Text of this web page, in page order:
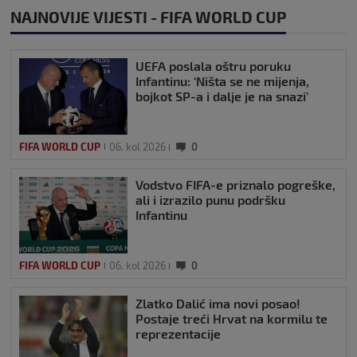
NAJNOVIJE VIJESTI - FIFA WORLD CUP
UEFA poslala oštru poruku
Infantinu: ‘Ništa se ne mijenja,
bojkot SP-a i dalje je na snazi’
FIFA WORLD CUP 06. kol 2026 0
Vodstvo FIFA-e priznalo pogreške,
ali i izrazilo punu podršku
Infantinu
FIFA WORLD CUP 06. kol 2026 0
Zlatko Dalić ima novi posao!
Postaje treći Hrvat na kormilu te
reprezentacije